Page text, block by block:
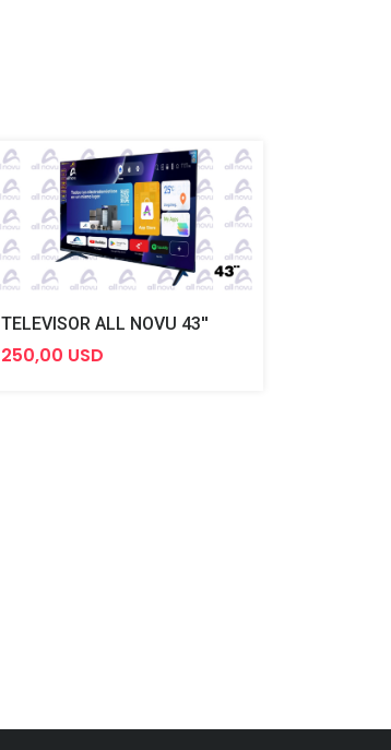
TELEVISOR ALL NOVU 43''
250,00 USD